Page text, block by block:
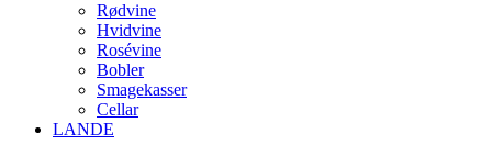
Rødvine
Hvidvine
Rosévine
Bobler
Smagekasser
Cellar
LANDE